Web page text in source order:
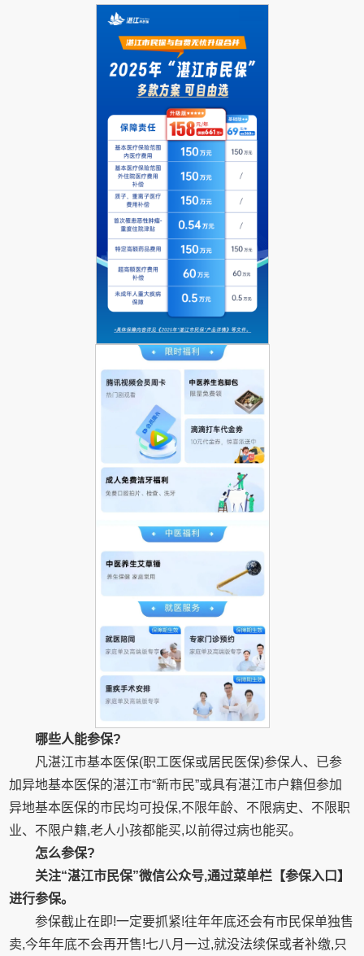
哪些人能参保?
凡湛江市基本医保(职工医保或居民医保)参保人、已参
加异地基本医保的湛江市“新市民”或具有湛江市户籍但参加
异地基本医保的市民均可投保,不限年龄、不限病史、不限职
业、不限户籍,老人小孩都能买,以前得过病也能买。
怎么参保?
关注“湛江市民保”微信公众号,通过菜单栏【参保入口】
进行参保。
参保截止在即!一定要抓紧!往年年底还会有市民保单独售
卖,今年年底不会再开售!七八月一过,就没法续保或者补缴,只